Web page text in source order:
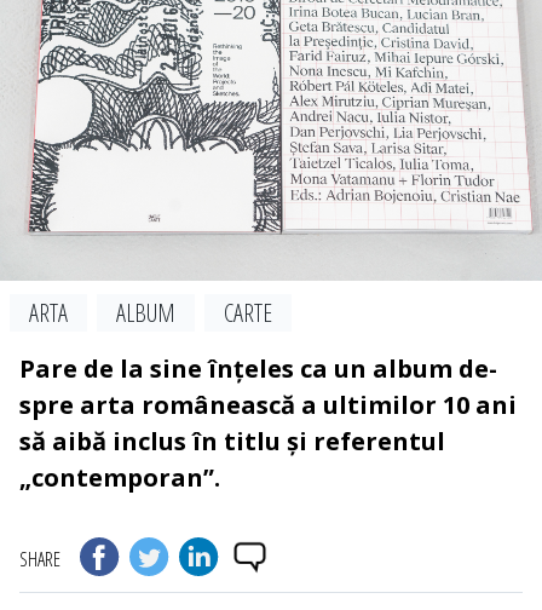
ARTA ALBUM
CARTE
Pare de la sine înțeles ca un album de­
spre arta românească a ultimilor 10 ani
să aibă inclus în titlu și referentul
„contemporan”.
SHARE